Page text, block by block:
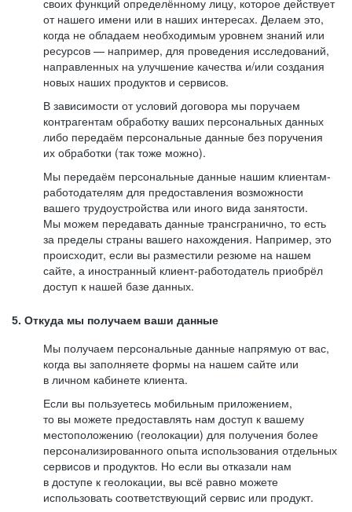
своих функций определённому лицу, которое действует
от нашего имени или в наших интересах. Делаем это,
когда не обладаем необходимым уровнем знаний или
ресурсов — например, для проведения исследований,
направленных на улучшение качества и/или создания
новых наших продуктов и сервисов.
В зависимости от условий договора мы поручаем
контрагентам обработку ваших персональных данных
либо передаём персональные данные без поручения
их обработки (так тоже можно).
Мы передаём персональные данные нашим клиентам-
работодателям для предоставления возможности
вашего трудоустройства или иного вида занятости.
Мы можем передавать данные трансгранично, то есть
за пределы страны вашего нахождения. Например, это
происходит, если вы разместили резюме на нашем
сайте, а иностранный клиент-работодатель приобрёл
доступ к нашей базе данных.
5. Откуда мы получаем ваши данные
Мы получаем персональные данные напрямую от вас,
когда вы заполняете формы на нашем сайте или
в личном кабинете клиента.
Если вы пользуетесь мобильным приложением,
то вы можете предоставлять нам доступ к вашему
местоположению (геолокации) для получения более
персонализированного опыта использования отдельных
сервисов и продуктов. Но если вы отказали нам
в доступе к геолокации, вы всё равно можете
использовать соответствующий сервис или продукт.